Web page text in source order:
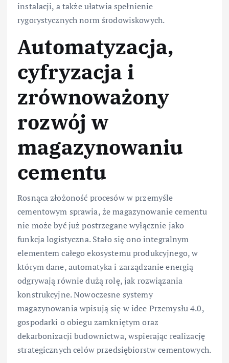
instalacji, a także ułatwia spełnienie
rygorystycznych norm środowiskowych.
Automatyzacja,
cyfryzacja i
zrównoważony
rozwój w
magazynowaniu
cementu
Rosnąca złożoność procesów w przemyśle
cementowym sprawia, że magazynowanie cementu
nie może być już postrzegane wyłącznie jako
funkcja logistyczna. Stało się ono integralnym
elementem całego ekosystemu produkcyjnego, w
którym dane, automatyka i zarządzanie energią
odgrywają równie dużą rolę, jak rozwiązania
konstrukcyjne. Nowoczesne systemy
magazynowania wpisują się w idee Przemysłu 4.0,
gospodarki o obiegu zamkniętym oraz
dekarbonizacji budownictwa, wspierając realizację
strategicznych celów przedsiębiorstw cementowych.